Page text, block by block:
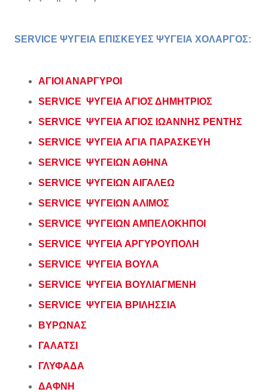
SERVICE ΨΥΓΕΙΑ ΕΠΙΣΚΕΥΕΣ ΨΥΓΕΙΑ ΧΟΛΑΡΓΟΣ:
ΑΓΙΟΙ ΑΝΑΡΓΥΡΟΙ
SERVICE ΨΥΓΕΙΑ ΑΓΙΟΣ ΔΗΜΗΤΡΙΟΣ
SERVICE ΨΥΓΕΙΑ ΑΓΙΟΣ ΙΩΑΝΝΗΣ ΡΕΝΤΗΣ
SERVICE ΨΥΓΕΙΑ ΑΓΙΑ ΠΑΡΑΣΚΕΥΗ
SERVICE ΨΥΓΕΙΩΝ ΑΘΗΝΑ
SERVICE ΨΥΓΕΙΩΝ ΑΙΓΑΛΕΩ
SERVICE ΨΥΓΕΙΩΝ ΑΛΙΜΟΣ
SERVICE ΨΥΓΕΙΩΝ ΑΜΠΕΛΟΚΗΠΟΙ
SERVICE ΨΥΓΕΙΑ ΑΡΓΥΡΟΥΠΟΛΗ
SERVICE ΨΥΓΕΙΑ ΒΟΥΛΑ
SERVICE ΨΥΓΕΙΑ ΒΟΥΛΙΑΓΜΕΝΗ
SERVICE ΨΥΓΕΙΑ ΒΡΙΛΗΣΣΙΑ
ΒΥΡΩΝΑΣ
ΓΑΛΑΤΣΙ
ΓΛΥΦΑΔΑ
ΔΑΦΝΗ